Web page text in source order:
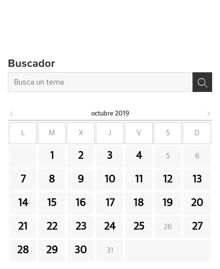
Buscador
octubre 2019
M X J V S D
1 2 3 4 5 6
7 8 9 10 11 12 13
14 15 16 17 18 19 20
21 22 23 24 25 26 27
28 29 30 31